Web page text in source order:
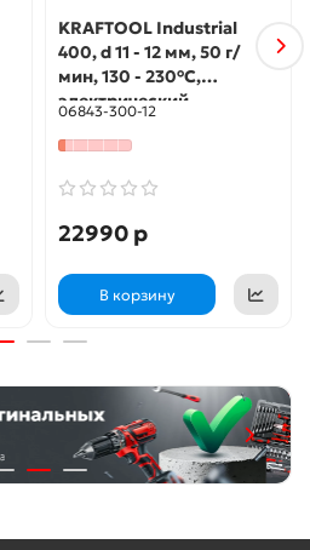
KRAFTOOL Industrial
400, d 11 - 12 мм, 50 г/
мин, 130 - 230°C,
электрический
термоклеевой пистолет
(06843-300-12)
06843-300-12
22990 р
В корзину